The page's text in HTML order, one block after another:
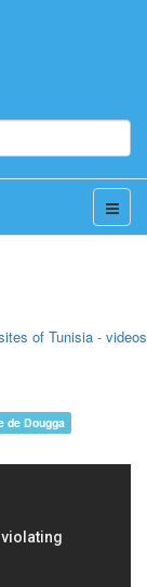
of Tunisia - videos
de Dougga